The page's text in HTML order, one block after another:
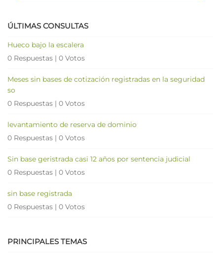
ÚLTIMAS CONSULTAS
Hueco bajo la escalera
0 Respuestas | 0 Votos
Meses sin bases de cotización registradas en la seguridad
so
0 Respuestas | 0 Votos
levantamiento de reserva de dominio
0 Respuestas | 0 Votos
Sin base geristrada casi 12 años por sentencia judicial
0 Respuestas | 0 Votos
sin base registrada
0 Respuestas | 0 Votos
PRINCIPALES TEMAS